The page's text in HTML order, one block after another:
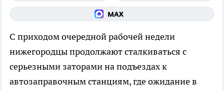
С приходом очередной рабочей недели
нижегородцы продолжают сталкиваться с
серьезными заторами на подъездах к
автозаправочным станциям, где ожидание в